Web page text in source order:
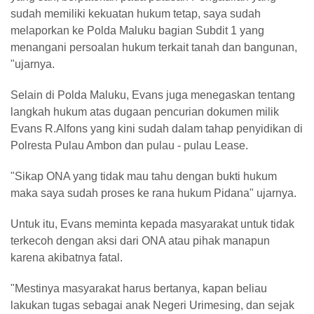
sudah memiliki kekuatan hukum tetap, saya sudah
melaporkan ke Polda Maluku bagian Subdit 1 yang
menangani persoalan hukum terkait tanah dan bangunan,
"ujarnya.
Selain di Polda Maluku, Evans juga menegaskan tentang
langkah hukum atas dugaan pencurian dokumen milik
Evans R.Alfons yang kini sudah dalam tahap penyidikan di
Polresta Pulau Ambon dan pulau - pulau Lease.
"Sikap ONA yang tidak mau tahu dengan bukti hukum
maka saya sudah proses ke rana hukum Pidana" ujarnya.
Untuk itu, Evans meminta kepada masyarakat untuk tidak
terkecoh dengan aksi dari ONA atau pihak manapun
karena akibatnya fatal.
"Mestinya masyarakat harus bertanya, kapan beliau
lakukan tugas sebagai anak Negeri Urimesing, dan sejak